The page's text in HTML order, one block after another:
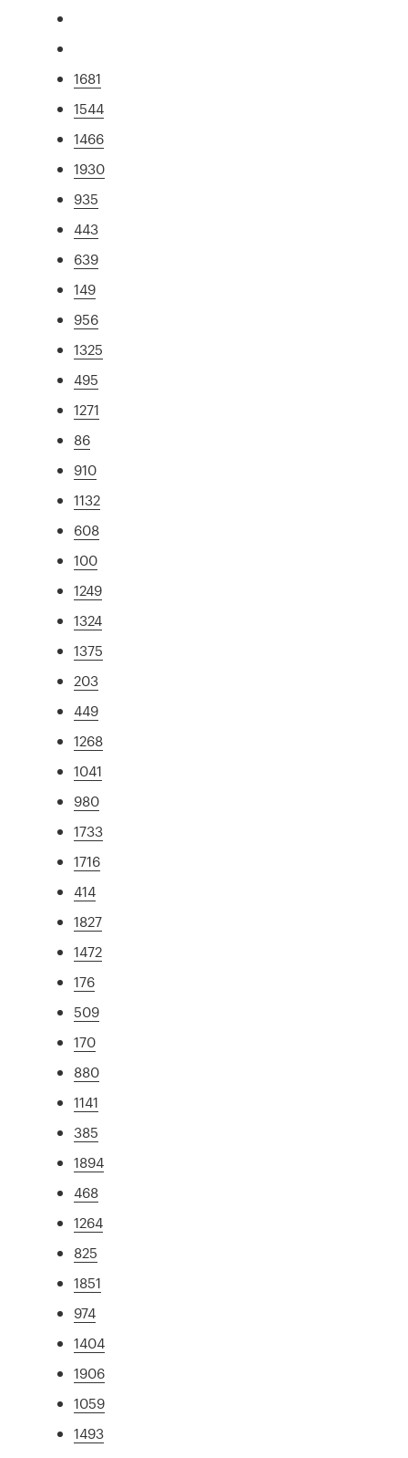
1681
1544
1466
1930
935
443
639
149
956
1325
495
1271
86
910
1132
608
100
1249
1324
1375
203
449
1268
1041
980
1733
1716
414
1827
1472
176
509
170
880
1141
385
1894
468
1264
825
1851
974
1404
1906
1059
1493